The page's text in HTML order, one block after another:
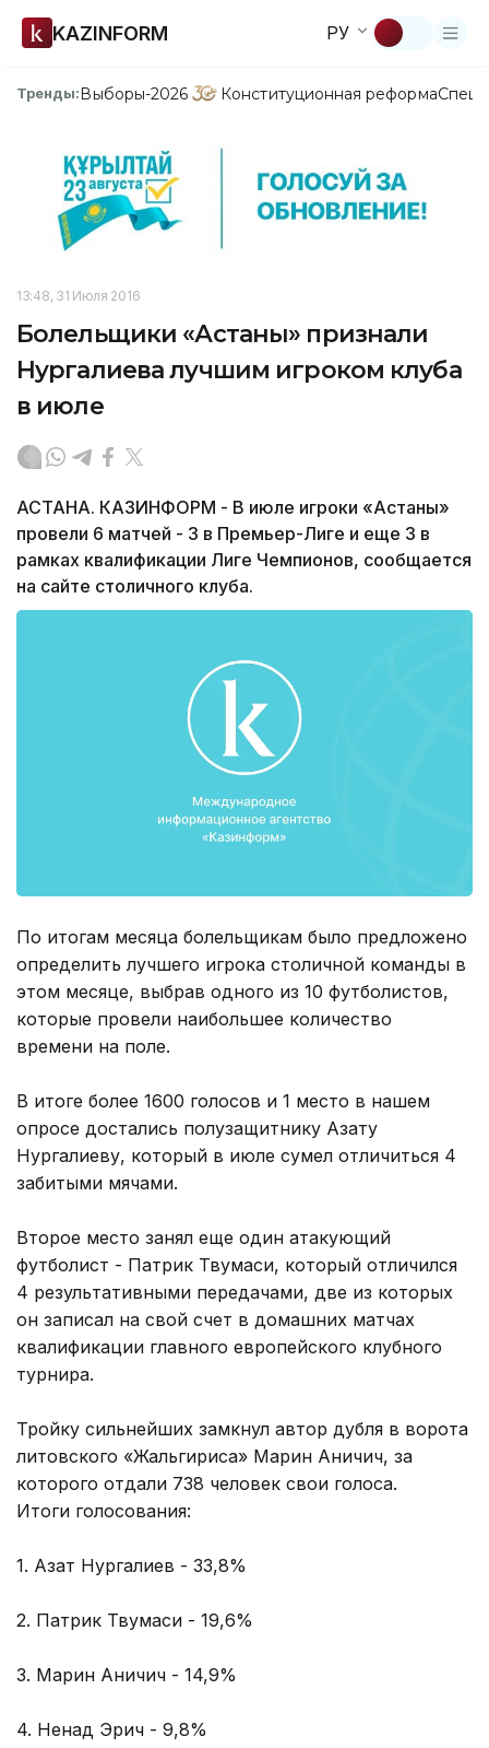
KAZINFORM РУ
Тренды:Выборы-2026 Конституционная реформа
13:48, 31 Июля 2016
Болельщики «Астаны» признали
Нургалиева лучшим игроком клуба
в июле
АСТАНА. КАЗИНФОРМ - В июле игроки «Астаны»
провели 6 матчей - 3 в Премьер-Лиге и еще 3 в
рамках квалификации Лиге Чемпионов, сообщается
на сайте столичного клуба.
По итогам месяца болельщикам было предложено
определить лучшего игрока столичной команды в
этом месяце, выбрав одного из 10 футболистов,
которые провели наибольшее количество
времени на поле.
В итоге более 1600 голосов и 1 место в нашем
опросе достались полузащитнику Азату
Нургалиеву, который в июле сумел отличиться 4
забитыми мячами.
Второе место занял еще один атакующий
футболист - Патрик Твумаси, который отличился
4 результативными передачами, две из которых
он записал на свой счет в домашних матчах
квалификации главного европейского клубного
турнира.
Тройку сильнейших замкнул автор дубля в ворота
литовского «Жальгириса» Марин Аничич, за
которого отдали 738 человек свои голоса.
Итоги голосования:
1. Азат Нургалиев - 33,8%
2. Патрик Твумаси - 19,6%
3. Марин Аничич - 14,9%
4. Ненад Эрич - 9,8%